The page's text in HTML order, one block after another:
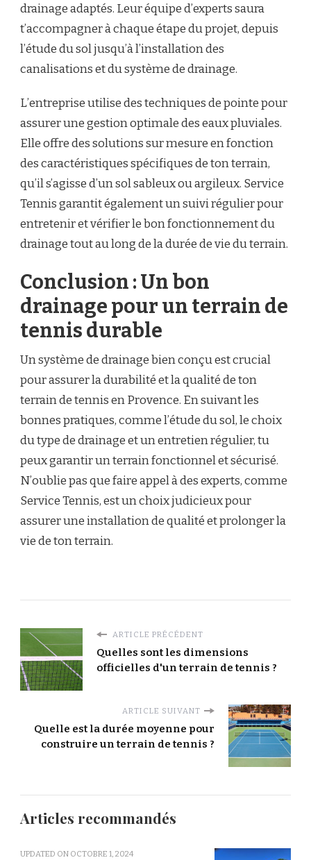
drainage adaptés. Leur équipe d’experts saura
t’accompagner à chaque étape du projet, depuis
l’étude du sol jusqu’à l’installation des
canalisations et du système de drainage.
L’entreprise utilise des techniques de pointe pour
assurer une gestion optimale des eaux pluviales.
Elle offre des solutions sur mesure en fonction
des caractéristiques spécifiques de ton terrain,
qu’il s’agisse d’un sol sableux ou argileux. Service
Tennis garantit également un suivi régulier pour
entretenir et vérifier le bon fonctionnement du
drainage tout au long de la durée de vie du terrain.
Conclusion : Un bon
drainage pour un terrain de
tennis durable
Un système de drainage bien conçu est crucial
pour assurer la durabilité et la qualité de ton
terrain de tennis en Provence. En suivant les
bonnes pratiques, comme l’étude du sol, le choix
du type de drainage et un entretien régulier, tu
peux garantir un terrain fonctionnel et sécurisé.
N’oublie pas que faire appel à des experts, comme
Service Tennis, est un choix judicieux pour
assurer une installation de qualité et prolonger la
vie de ton terrain.
ARTICLE PRÉCÉDENT
Quelles sont les dimensions
officielles d'un terrain de tennis ?
ARTICLE SUIVANT
Quelle est la durée moyenne pour
construire un terrain de tennis ?
Articles recommandés
UPDATED ON OCTOBRE 1, 2024